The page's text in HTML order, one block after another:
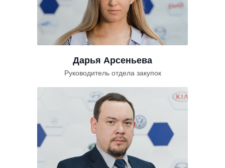
Дарья Арсеньева
Руководитель отдела закупок